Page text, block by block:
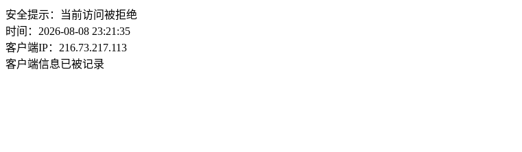
安全提示：当前访问被拒绝
时间：2026-08-08 23:21:35
客户端IP：216.73.217.113
客户端信息已被记录